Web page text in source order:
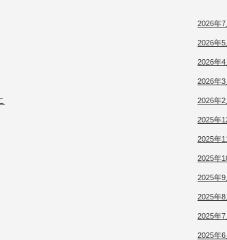
2026年7
2026年5
2026年4
2026年3
2026年2
2025年
2025年
2025年
2025年9
2025年8
2025年7
2025年6